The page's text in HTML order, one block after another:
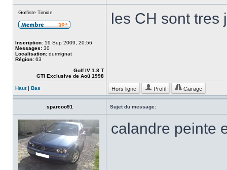
Golfiste Timide
Inscription: 19 Sep 2009, 20:56
Messages: 30
Localisation: durmignat
Région: 63
Golf IV 1.8 T
GTI Exclusive de Aoû 1998
les CH sont tres
Haut| Bas Hors ligne Profil Garage
sparcoo91 Sujet du message:
calandre peinte